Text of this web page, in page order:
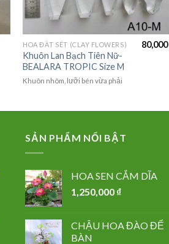
HOA ĐẤT SÉT (CLAY FLOWERS)
Khuôn Lan Bạch Tiên Nữ-
BEALARA TROPIC Size M
80,000
Khuôn nhôm, lưỡi bén vừa phải
SẢN PHẨM NỔI BẬT
HOA SEN CẮM DĨA
1,250,000 ₫
CHẬU HOA ĐÀO ĐỂ
BÀN